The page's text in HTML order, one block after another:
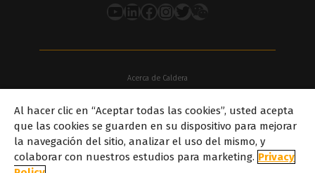
YouTube
LinkedIn
Facebook
Instagram
Twitter
Acerca de Caldera
Acerca de Dover
Carreras profesionales
Socios
caldera.com © 2026 — Todos los derechos reservados. Todas las
Al hacer clic en “Aceptar todas las cookies”, usted acepta
que las cookies se guarden en su dispositivo para mejorar
la navegación del sitio, analizar el uso del mismo, y
colaborar con nuestros estudios para marketing. Privacy